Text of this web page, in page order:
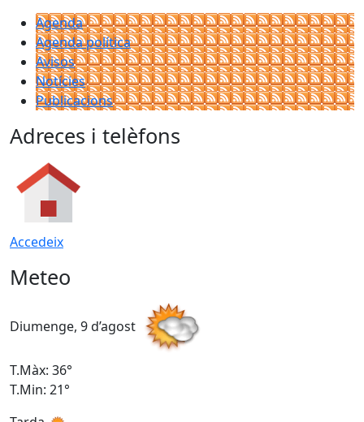
Agenda
Agenda política
Avisos
Notícies
Publicacions
Adreces i telèfons
Accedeix
Meteo
Diumenge, 9 d’agost
T.Màx: 36°
T.Min: 21°